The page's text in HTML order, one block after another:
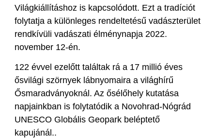
Világkiállításhoz is kapcsolódott. Ezt a tradíciót
folytatja a különleges rendeltetésű vadászterület
rendkívüli vadászati élménynapja 2022.
november 12-én.
122 évvel ezelőtt találtak rá a 17 millió éves
ősvilági szörnyek lábnyomaira a világhírű
Ősmaradványoknál. Az ősélőhely kutatása
napjainkban is folytatódik a Novohrad-Nógrád
UNESCO Globális Geopark beléptető
kapujánál..